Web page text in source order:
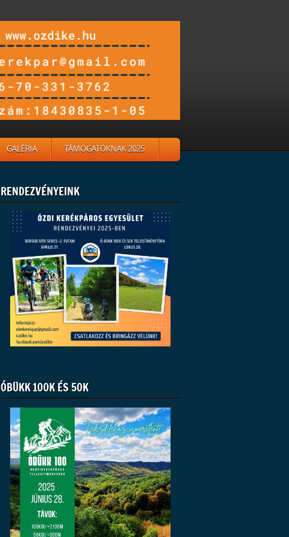
GALÉRIA TÁMOGATÓKNAK 2025
RENDEZVÉNYEINK
ÓBÜKK 100K ÉS 50K